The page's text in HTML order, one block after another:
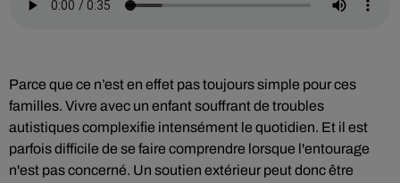
Parce que ce n’est en effet pas toujours simple pour ces
familles. Vivre avec un enfant souffrant de troubles
autistiques complexifie intensément le quotidien. Et il est
parfois difficile de se faire comprendre lorsque l'entourage
n'est pas concerné. Un soutien extérieur peut donc être